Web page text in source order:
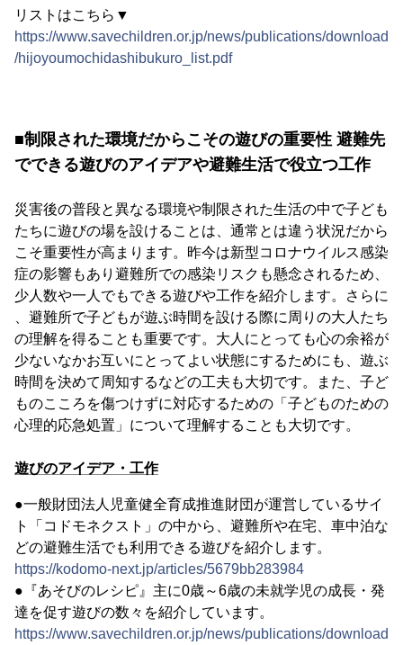
リストはこちら▼
https://www.savechildren.or.jp/news/publications/download
/hijoyoumochidashibukuro_list.pdf
■制限された環境だからこその遊びの重要性 避難先
でできる遊びのアイデアや避難生活で役立つ工作
災害後の普段と異なる環境や制限された生活の中で子ども
たちに遊びの場を設けることは、通常とは違う状況だから
こそ重要性が高まります。昨今は新型コロナウイルス感染
症の影響もあり避難所での感染リスクも懸念されるため、
少人数や一人でもできる遊びや工作を紹介します。さらに
、避難所で子どもが遊ぶ時間を設ける際に周りの大人たち
の理解を得ることも重要です。大人にとっても心の余裕が
少ないなかお互いにとってよい状態にするためにも、遊ぶ
時間を決めて周知するなどの工夫も大切です。また、子ど
ものこころを傷つけずに対応するための「子どものための
心理的応急処置」について理解することも大切です。
遊びのアイデア・工作
●一般財団法人児童健全育成推進財団が運営しているサイ
ト「コドモネクスト」の中から、避難所や在宅、車中泊な
どの避難生活でも利用できる遊びを紹介します。
https://kodomo-next.jp/articles/5679bb283984
●『あそびのレシピ』主に0歳～6歳の未就学児の成長・発
達を促す遊びの数々を紹介しています。
https://www.savechildren.or.jp/news/publications/download